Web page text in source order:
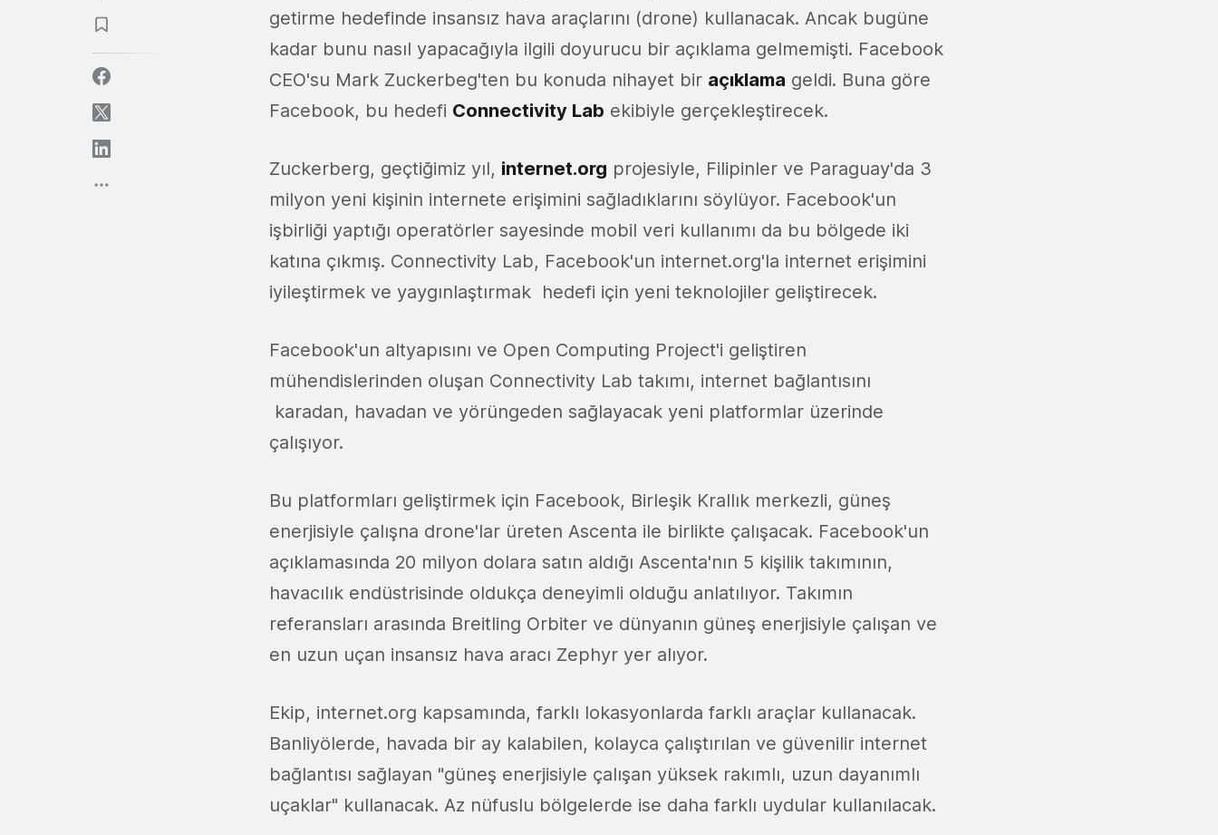
getirme hedefinde insansız hava araçlarını (drone) kullanacak. Ancak bugüne
kadar bunu nasıl yapacağıyla ilgili doyurucu bir açıklama gelmemişti. Facebook
CEO'su Mark Zuckerbeg'ten bu konuda nihayet bir açıklama geldi. Buna göre
Facebook, bu hedefi Connectivity Lab ekibiyle gerçekleştirecek.
Zuckerberg, geçtiğimiz yıl, internet.org projesiyle, Filipinler ve Paraguay'da 3
milyon yeni kişinin internete erişimini sağladıklarını söylüyor. Facebook'un
işbirliği yaptığı operatörler sayesinde mobil veri kullanımı da bu bölgede iki
katına çıkmış. Connectivity Lab, Facebook'un internet.org'la internet erişimini
iyileştirmek ve yaygınlaştırmak hedefi için yeni teknolojiler geliştirecek.
Facebook'un altyapısını ve Open Computing Project'i geliştiren
mühendislerinden oluşan Connectivity Lab takımı, internet bağlantısını
karadan, havadan ve yörüngeden sağlayacak yeni platformlar üzerinde
çalışıyor.
Bu platformları geliştirmek için Facebook, Birleşik Krallık merkezli, güneş
enerjisiyle çalışna drone'lar üreten Ascenta ile birlikte çalışacak. Facebook'un
açıklamasında 20 milyon dolara satın aldığı Ascenta'nın 5 kişilik takımının,
havacılık endüstrisinde oldukça deneyimli olduğu anlatılıyor. Takımın
referansları arasında Breitling Orbiter ve dünyanın güneş enerjisiyle çalışan ve
en uzun uçan insansız hava aracı Zephyr yer alıyor.
Ekip, internet.org kapsamında, farklı lokasyonlarda farklı araçlar kullanacak.
Banliyölerde, havada bir ay kalabilen, kolayca çalıştırılan ve güvenilir internet
bağlantısı sağlayan "güneş enerjisiyle çalışan yüksek rakımlı, uzun dayanımlı
uçaklar" kullanacak. Az nüfuslu bölgelerde ise daha farklı uydular kullanılacak.